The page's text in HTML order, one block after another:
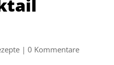
| 0 Kommentare